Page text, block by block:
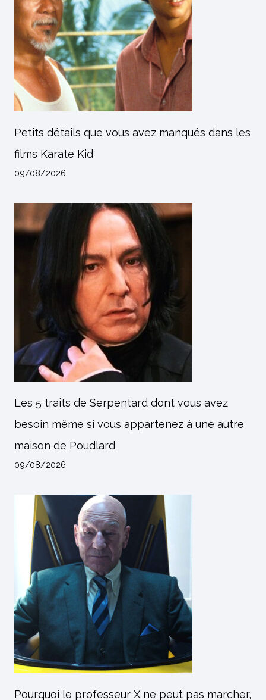
Petits détails que vous avez manqués dans les
films Karate Kid
09/08/2026
Les 5 traits de Serpentard dont vous avez
besoin même si vous appartenez à une autre
maison de Poudlard
09/08/2026
Pourquoi le professeur X ne peut pas marcher,